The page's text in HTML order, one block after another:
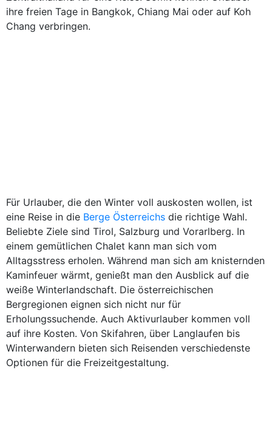
ihre freien Tage in Bangkok, Chiang Mai oder auf Koh
Chang verbringen.
Für Urlauber, die den Winter voll auskosten wollen, ist
eine Reise in die Berge Österreichs die richtige Wahl.
Beliebte Ziele sind Tirol, Salzburg und Vorarlberg. In
einem gemütlichen Chalet kann man sich vom
Alltagsstress erholen. Während man sich am knisternden
Kaminfeuer wärmt, genießt man den Ausblick auf die
weiße Winterlandschaft. Die österreichischen
Bergregionen eignen sich nicht nur für
Erholungssuchende. Auch Aktivurlauber kommen voll
auf ihre Kosten. Von Skifahren, über Langlaufen bis
Winterwandern bieten sich Reisenden verschiedenste
Optionen für die Freizeitgestaltung.